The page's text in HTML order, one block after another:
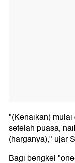
"(Kenaikan)
setelah puasa,
(harganya)," ujar
Bagi bengkel